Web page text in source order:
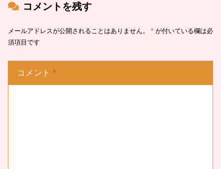
コメントを残す
メールアドレスが公開されることはありません。 * が付いている欄は必
須項目です
コメント *